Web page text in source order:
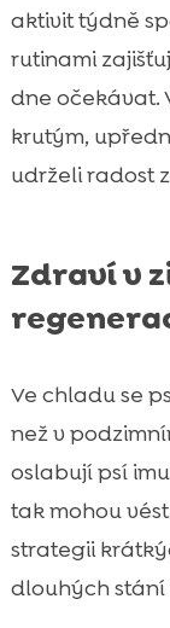
aktivit týdně
rutinami
dne očekávat.
krutým,
udrželi radost
Zdraví v
Ve chladu se
než v
oslabují psí
tak mohou
strategii
dlouhých stání